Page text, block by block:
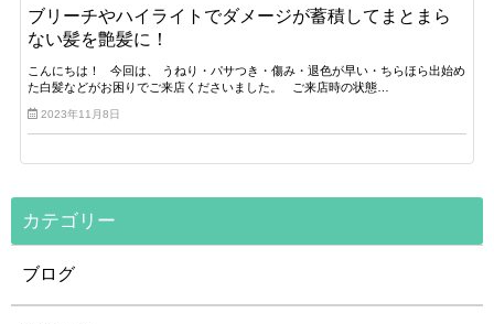
ブリーチやハイライトでダメージが蓄積してまとまら
ない髪を艶髪に！
こんにちは！ 今回は、 うねり・パサつき・傷み・退色が早い・ちらほら出始め
た白髪などがお困りでご来店くださいました。 ご来店時の状態…
2023年11月8日
カテゴリー
ブログ